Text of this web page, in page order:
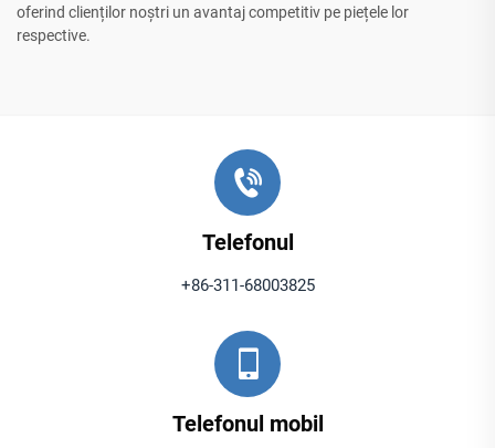
oferind clienților noștri un avantaj competitiv pe piețele lor
respective.
Telefonul
+86-311-68003825
Telefonul mobil